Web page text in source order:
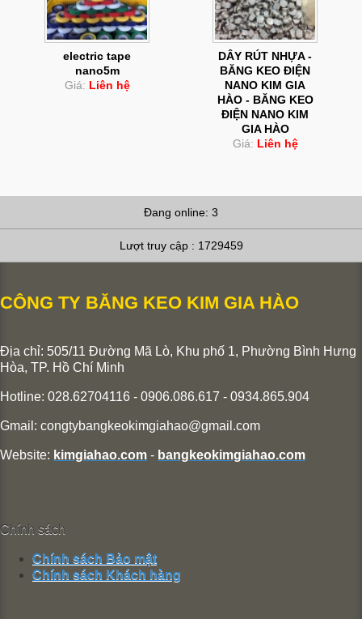
electric tape
nano5m
Giá: Liên hệ
DÂY RÚT NHỰA -
BĂNG KEO ĐIỆN
NANO KIM GIA
HÀO - BĂNG KEO
ĐIỆN NANO KIM
GIA HÀO
Giá: Liên hệ
Đang online: 3
Lượt truy cập : 1729459
CÔNG TY BĂNG KEO KIM GIA HÀO
Địa chỉ: 505/11 Đường Mã Lò, Khu phố 1, Phường Bình Hưng
Hòa, TP. Hồ Chí Minh
Hotline: 028.62704116 - 0906.086.617 - 0934.865.904
Gmail: congtybangkeokimgiahao@gmail.com
Website: kimgiahao.com - bangkeokimgiahao.com
Chính sách
Chính sách Bảo mật
Chính sách Khách hàng